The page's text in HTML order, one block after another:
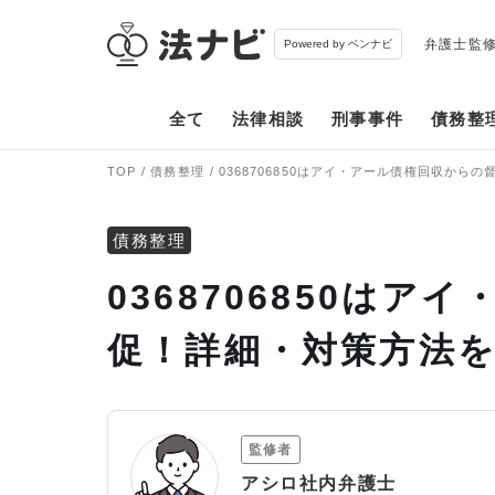
Powered by ベンナビ 弁護士監
全て 法律相談 刑事事件 債務整
TOP 債務整理 0368706850はアイ・アール債権回収からの
債務整理
0368706850はアイ
促！詳細・対策方法
監修者
アシロ社内弁護士